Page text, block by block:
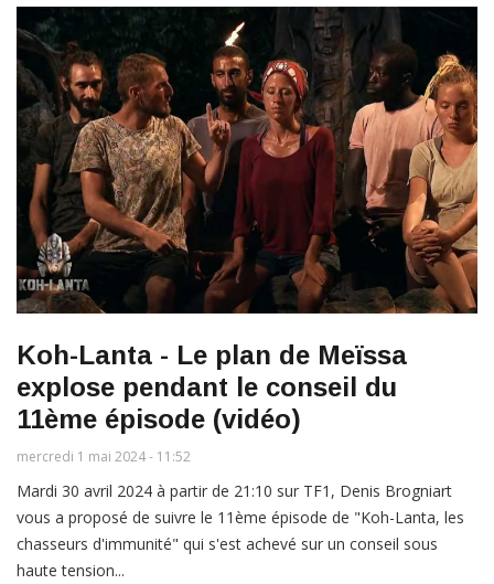
Koh-Lanta - Le plan de Meïssa
explose pendant le conseil du
11ème épisode (vidéo)
mercredi 1 mai 2024 - 11:52
Mardi 30 avril 2024 à partir de 21:10 sur TF1, Denis Brogniart
vous a proposé de suivre le 11ème épisode de "Koh-Lanta, les
chasseurs d'immunité" qui s'est achevé sur un conseil sous
haute tension...